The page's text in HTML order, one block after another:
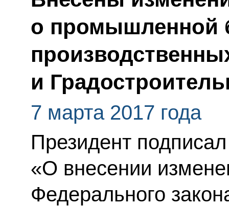
о промышленной
и
7 марта 2017 года
Президент
«О внесении
Федерального